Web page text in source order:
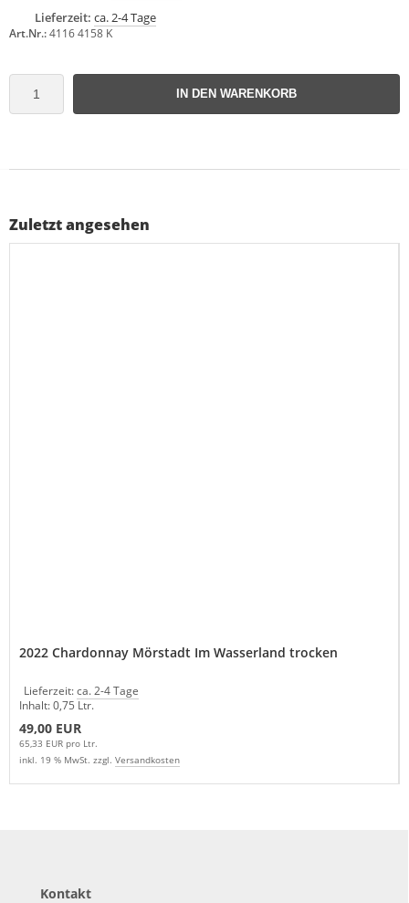
Lieferzeit: ca. 2-4 Tage
Art.Nr.:4116 4158 K
IN DEN WARENKORB
Zuletzt angesehen
2022 Chardonnay Mörstadt Im Wasserland trocken
Lieferzeit:ca. 2-4 Tage
Inhalt: 0,75 Ltr.
49,00 EUR
65,33 EUR pro Ltr.
inkl. 19 % MwSt. zzgl. Versandkosten
Kontakt